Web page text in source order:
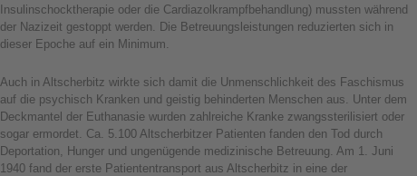
Insulinschocktherapie oder die Cardiazolkrampfbehandlung) mussten während
der Nazizeit gestoppt werden. Die Betreuungsleistungen reduzierten sich in
dieser Epoche auf ein Minimum.
Auch in Altscherbitz wirkte sich damit die Unmenschlichkeit des Faschismus
auf die psychisch Kranken und geistig behinderten Menschen aus. Unter dem
Deckmantel der Euthanasie wurden zahlreiche Kranke zwangssterilisiert oder
sogar ermordet. Ca. 5.100 Altscherbitzer Patienten fanden den Tod durch
Deportation, Hunger und ungenügende medizinische Betreuung. Am 1. Juni
1940 fand der erste Patiententransport aus Altscherbitz in eine der